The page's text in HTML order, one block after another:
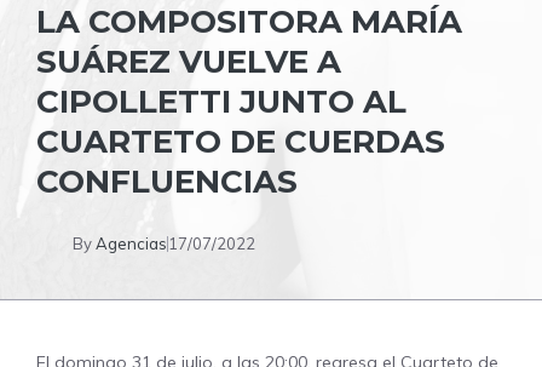
LA COMPOSITORA MARÍA
SUÁREZ VUELVE A
CIPOLLETTI JUNTO AL
CUARTETO DE CUERDAS
CONFLUENCIAS
ByAgencias 17/07/2022
El domingo 31 de julio, a las 20:00, regresa el Cuarteto de